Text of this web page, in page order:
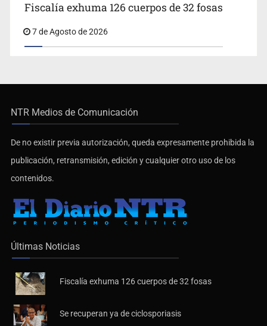
Fiscalía exhuma 126 cuerpos de 32 fosas
7 de Agosto de 2026
NTR Medios de Comunicación
De no existir previa autorización, queda expresamente prohibida la
publicación, retransmisión, edición y cualquier otro uso de los
contenidos.
Últimas Noticias
Fiscalía exhuma 126 cuerpos de 32 fosas
Se recuperan ya de ciclosporiasis